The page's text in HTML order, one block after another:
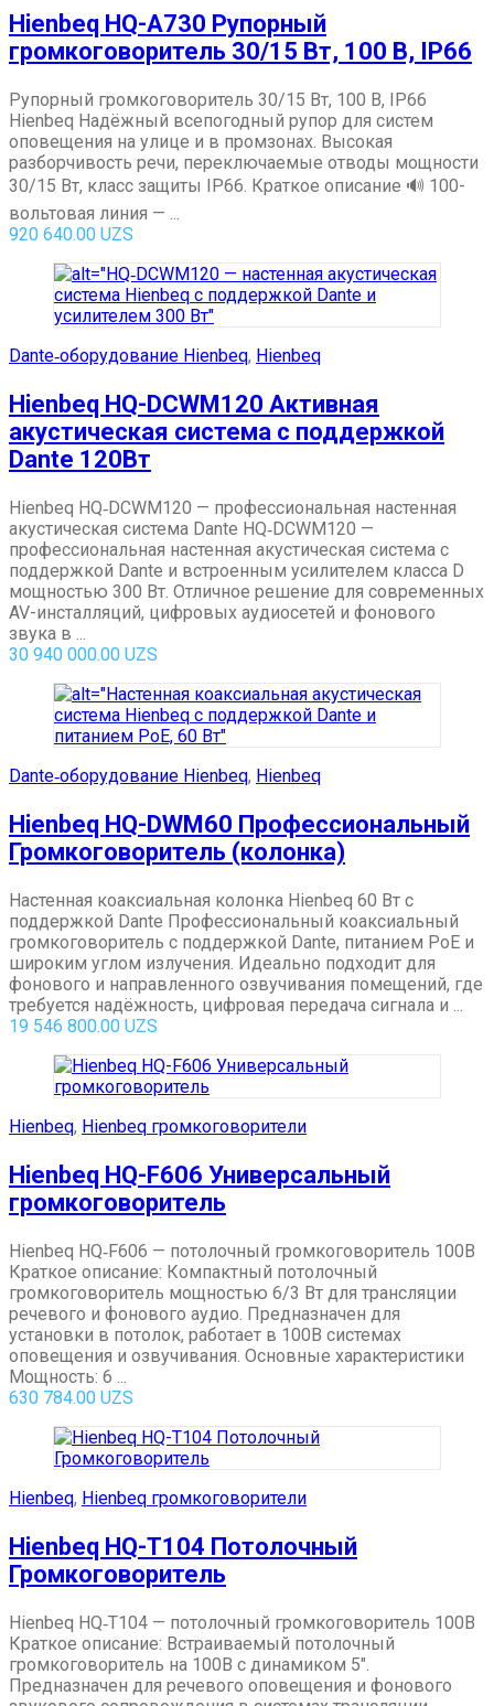
Hienbeq HQ-A730 Рупорный
громкоговоритель 30/15 Вт, 100 В, IP66
Рупорный громкоговоритель 30/15 Вт, 100 В, IP66
Hienbeq Надёжный всепогодный рупор для систем
оповещения на улице и в промзонах. Высокая
разборчивость речи, переключаемые отводы мощности
30/15 Вт, класс защиты IP66. Краткое описание 🔊 100-
вольтовая линия — ...
920 640.00 UZS
Dante‑оборудование Hienbeq, Hienbeq
Hienbeq HQ-DCWM120 Активная
акустическая система с поддержкой
Dante 120Вт
Hienbeq HQ‑DCWM120 — профессиональная настенная
акустическая система Dante HQ‑DCWM120 —
профессиональная настенная акустическая система с
поддержкой Dante и встроенным усилителем класса D
мощностью 300 Вт. Отличное решение для современных
AV-инсталляций, цифровых аудиосетей и фонового
звука в ...
30 940 000.00 UZS
Dante‑оборудование Hienbeq, Hienbeq
Hienbeq HQ-DWM60 Профессиональный
Громкоговоритель (колонка)
Настенная коаксиальная колонка Hienbeq 60 Вт с
поддержкой Dante Профессиональный коаксиальный
громкоговоритель с поддержкой Dante, питанием PoE и
широким углом излучения. Идеально подходит для
фонового и направленного озвучивания помещений, где
требуется надёжность, цифровая передача сигнала и ...
19 546 800.00 UZS
Hienbeq, Hienbeq громкоговорители
Hienbeq HQ-F606 Универсальный
громкоговоритель
Hienbeq HQ‑F606 — потолочный громкоговоритель 100В
Краткое описание: Компактный потолочный
громкоговоритель мощностью 6/3 Вт для трансляции
речевого и фонового аудио. Предназначен для
установки в потолок, работает в 100В системах
оповещения и озвучивания. Основные характеристики
Мощность: 6 ...
630 784.00 UZS
Hienbeq, Hienbeq громкоговорители
Hienbeq HQ-T104 Потолочный
Громкоговоритель
Hienbeq HQ‑T104 — потолочный громкоговоритель 100В
Краткое описание: Встраиваемый потолочный
громкоговоритель на 100В с динамиком 5″.
Предназначен для речевого оповещения и фонового